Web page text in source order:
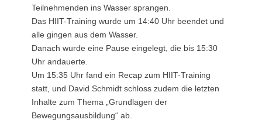
Teilnehmenden ins Wasser sprangen.
Das HIIT-Training wurde um 14:40 Uhr beendet und
alle gingen aus dem Wasser.
Danach wurde eine Pause eingelegt, die bis 15:30
Uhr andauerte.
Um 15:35 Uhr fand ein Recap zum HIIT-Training
statt, und David Schmidt schloss zudem die letzten
Inhalte zum Thema „Grundlagen der
Bewegungsausbildung“ ab.